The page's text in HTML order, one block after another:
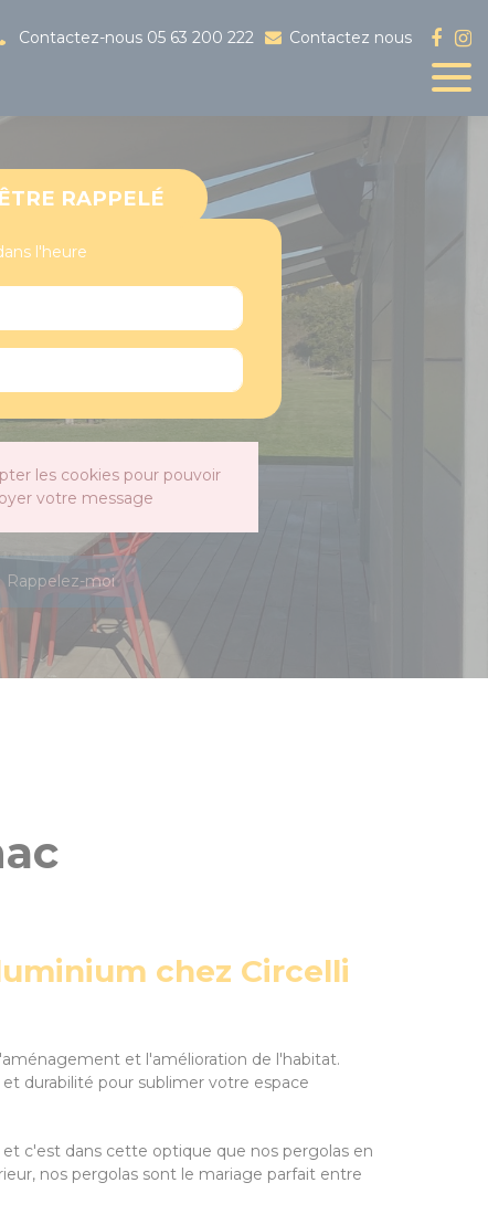
Contactez-nous 05 63 200 222 Contactez nous
ÊTRE RAPPELÉ
l'heure
les cookies pour pouvoir
votre message
Rappelez-moi
chez Circelli
et l'amélioration de l'habitat.
durabilité pour sublimer votre espace
c'est dans cette optique que nos pergolas en
nos pergolas sont le mariage parfait entre